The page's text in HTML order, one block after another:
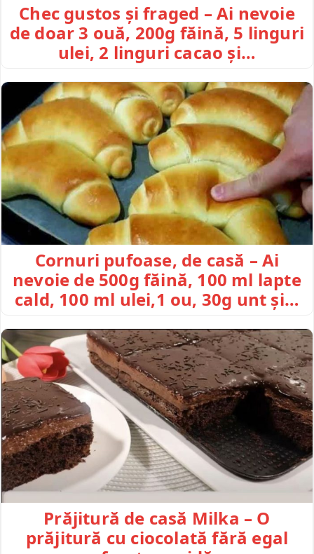
Chec gustos și fraged – Ai nevoie
de doar 3 ouă, 200g făină, 5 linguri
ulei, 2 linguri cacao și…
Cornuri pufoase, de casă – Ai
nevoie de 500g făină, 100 ml lapte
cald, 100 ml ulei,1 ou, 30g unt și…
Prăjitură de casă Milka – O
prăjitură cu ciocolată fără egal